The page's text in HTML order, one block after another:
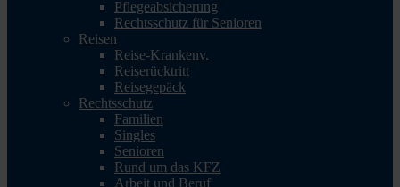
Pflegeabsicherung
Rechtsschutz für Senioren
Reisen
Reise-Krankenv.
Reiserücktritt
Reisegepäck
Rechtsschutz
Familien
Singles
Senioren
Rund um das KFZ
Arbeit und Beruf